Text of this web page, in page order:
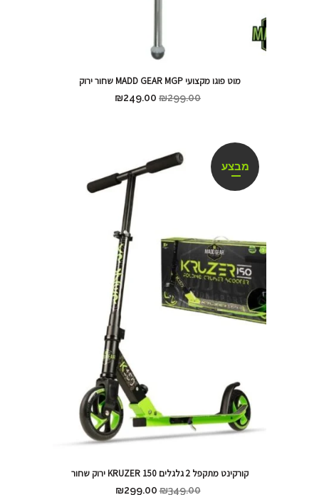
מוט פוגו מקצועי MADD GEAR MGP שחור ירוק
₪299.00
₪249.00
מבצע
קורקינט מתקפל 2 גלגלים KRUZER 150 ירוק שחור
₪349.00
₪299.00